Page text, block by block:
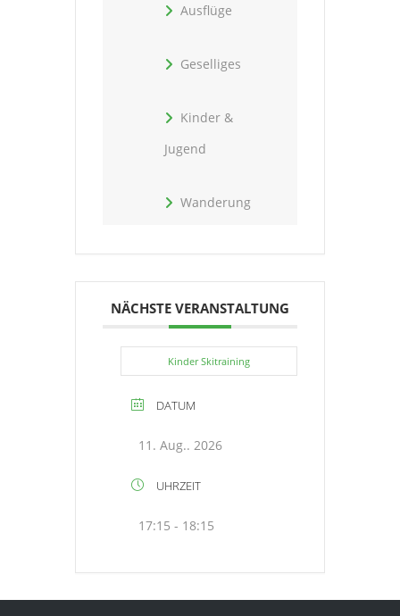
Ausflüge
Geselliges
Kinder &
Jugend
Wanderung
NÄCHSTE VERANSTALTUNG
Kinder Skitraining
DATUM
11. Aug.. 2026
UHRZEIT
17:15 - 18:15